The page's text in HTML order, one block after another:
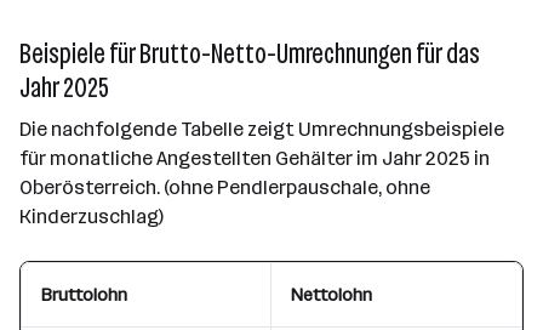
Beispiele für Brutto-Netto-Umrechnungen für das
Jahr 2025
Die nachfolgende Tabelle zeigt Umrechnungsbeispiele
für monatliche Angestellten Gehälter im Jahr 2025 in
Oberösterreich. (ohne Pendlerpauschale, ohne
Kinderzuschlag)
Bruttolohn Nettolohn